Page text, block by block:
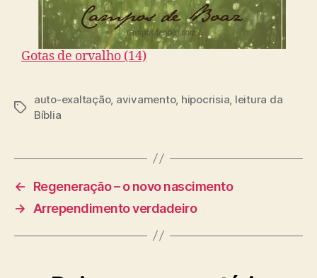
Gotas de orvalho (14)
T
auto-exaltação, avivamento, hipocrisia, leitura da
Bíblia
←
Regeneração – o novo nascimento
→
Arrependimento verdadeiro